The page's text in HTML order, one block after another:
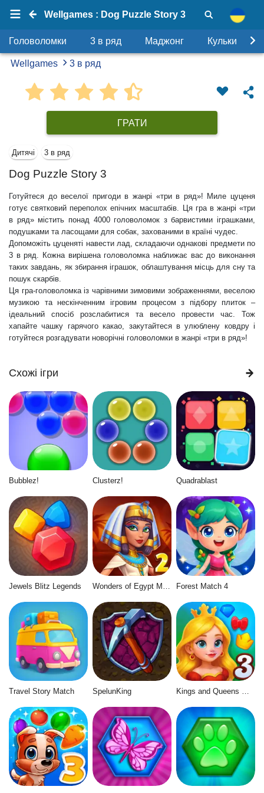
Wellgames : Dog Puzzle Story 3
Головоломки 3 в ряд Маджонг Кульки
Wellgames 3 в ряд
ГРАТИ
Дитячі 3 в ряд
Dog Puzzle Story 3
Готуйтеся до веселої пригоди в жанрі «три в ряд»! Миле цуценя
готує святковий переполох епічних масштабів. Ця гра в жанрі «три
в ряд» містить понад 4000 головоломок з барвистими іграшками,
подушками та ласощами для собак, захованими в країні чудес.
Допоможіть цуценяті навести лад, складаючи однакові предмети по
3 в ряд. Кожна вирішена головоломка наближає вас до виконання
таких завдань, як збирання іграшок, облаштування місць для сну та
пошук скарбів.
Ця гра-головоломка із чарівними зимовими зображеннями, веселою
музикою та нескінченним ігровим процесом з підбору плиток –
ідеальний спосіб розслабитися та весело провести час. Тож
хапайте чашку гарячого какао, закутайтеся в улюблену ковдру і
готуйтеся розгадувати новорічні головоломки в жанрі «три в ряд»!
Схожі ігри
Bubblez! Clusterz! Quadrablast
Jewels Blitz Legends Forest Match 4
Travel Story Match SpelunKing